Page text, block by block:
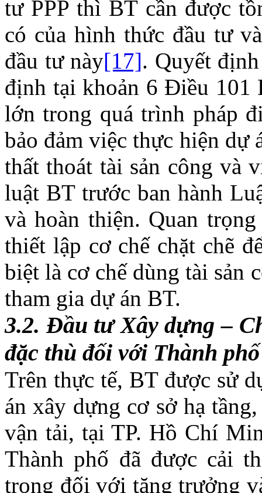
tư PPP thì BT cần được
có của hình thức đầu tư
đầu tư này[17]. Quyết
định tại khoản 6 Điều 101
lớn trong quá trình pháp
bảo đảm việc thực hiện dự
thất thoát tài sản công và
luật BT trước ban hành
và hoàn thiện. Quan
thiết lập cơ chế chặt chẽ
biệt là cơ chế dùng tài sản
tham gia dự án BT.
3.2. Đầu tư Xây dựng –
đặc thù đối với Thành
Trên thực tế, BT được sử
án xây dựng cơ sở hạ
vận tải, tại TP. Hồ Chí
Thành phố đã được cải
trọng đối với tăng trưởng